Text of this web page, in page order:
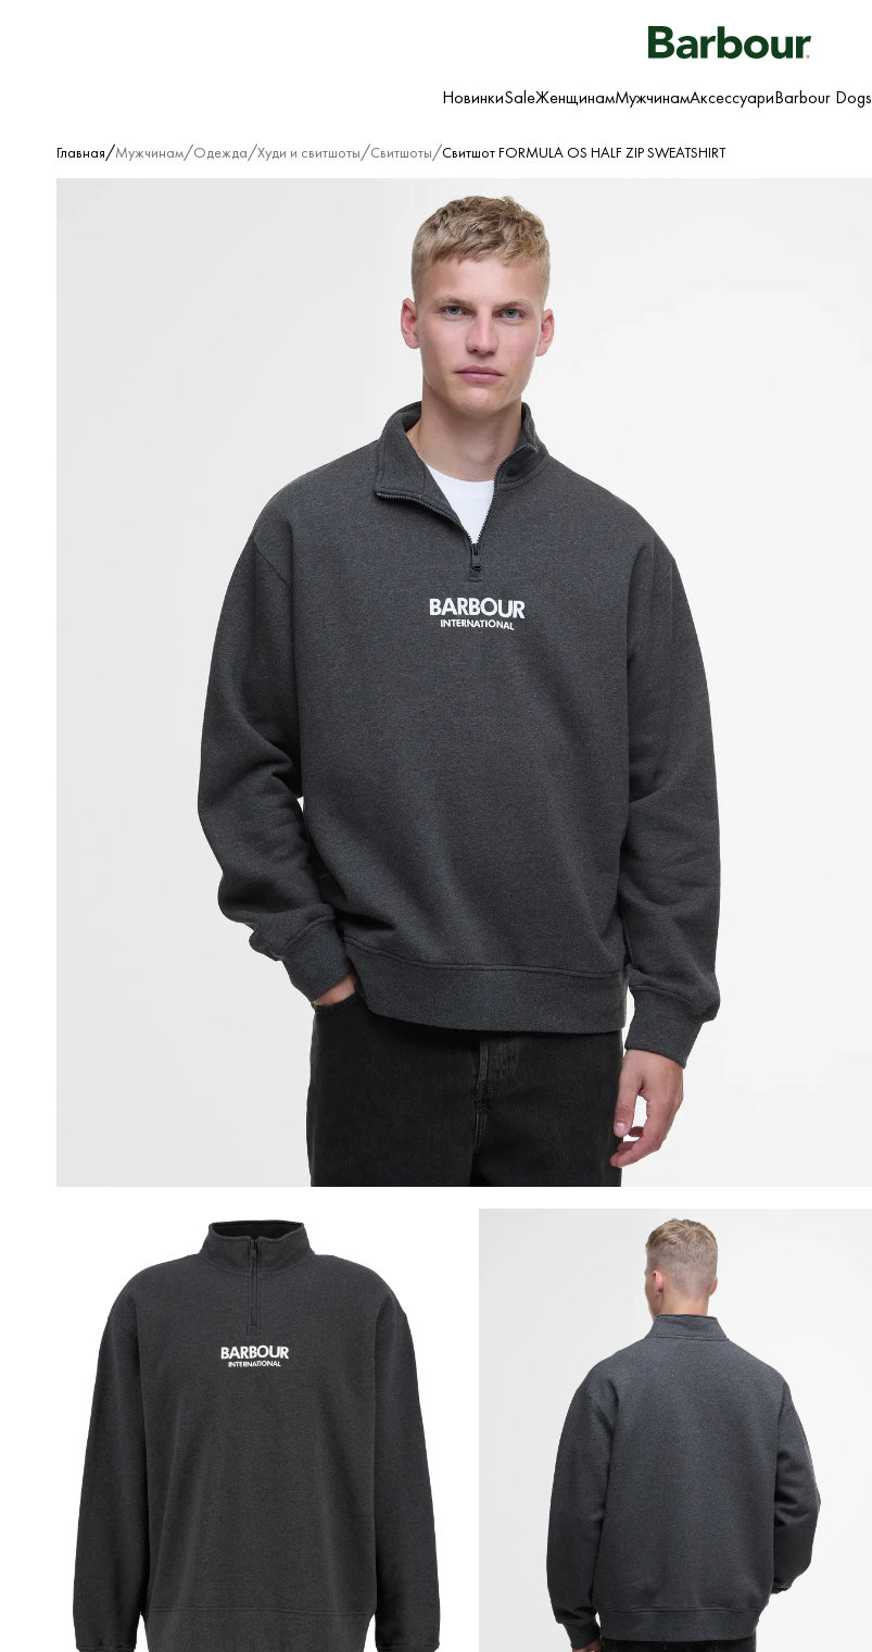
НовинкиSaleЖенщинамМужчинамАксессуариBarbour Dogs
Главная/Мужчинам/Одежда/Худи и свитшоты/Свитшоты/Свитшот FORMULA OS HALF ZIP SWEATSHIRT